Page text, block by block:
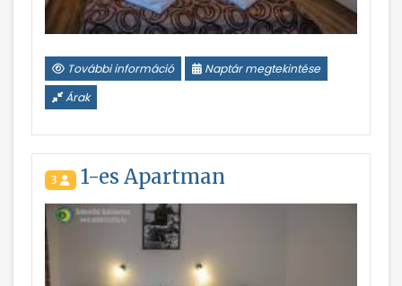
További információ
Naptár megtekintése
Árak
3 1-es Apartman